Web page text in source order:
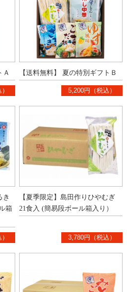
Ａ 【送料無料】 夏の特別ギフトＢ
5,200円（税込）
き
箱
【夏季限定】島田作りひやむぎ
21食入 (簡易段ボール箱入り）
3,780円（税込）